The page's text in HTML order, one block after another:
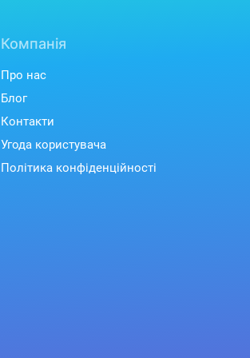
Компанія
Про нас
Блог
Контакти
Угода користувача
Політика конфіденційності